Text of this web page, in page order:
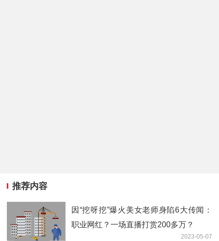
推荐内容
因“挖呀挖”爆火美女老师身陷6大传闻：
职业网红？一场直播打赏200多万？
2023-05-07